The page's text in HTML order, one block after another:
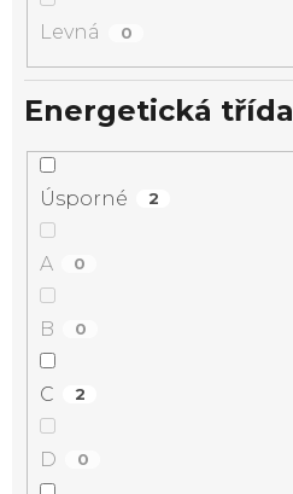
Levná 0
Energetická třída
Úsporné 2
A 0
B 0
C 2
D 0